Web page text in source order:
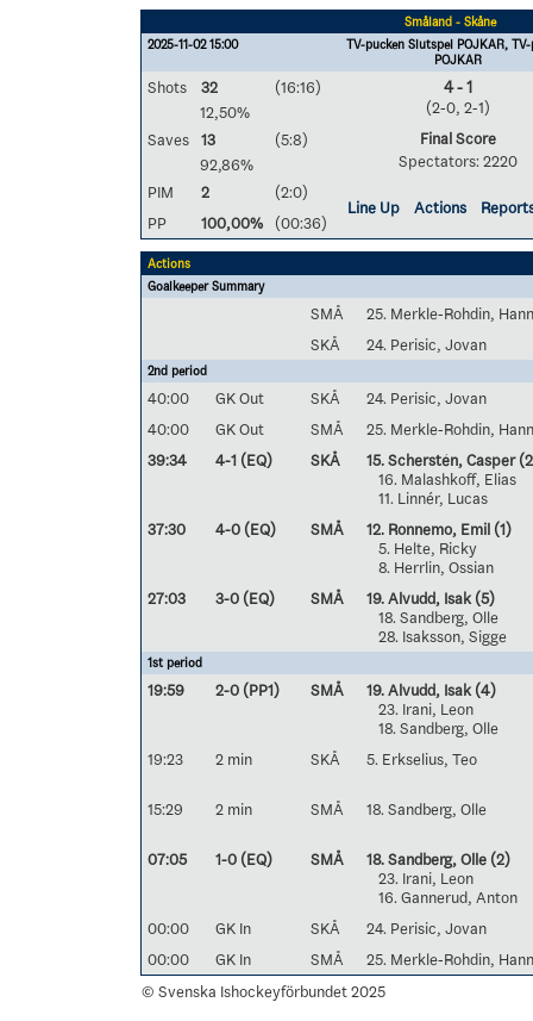
Småland - Skåne
2025-11-02 15:00
TV-pucken Slutspel POJKAR, TV-
POJKAR
Shots 32 (16:16) 4 - 1
(2-0, 2-1)
Final Score
Spectators: 2220
12,50%
Saves
13
(5:8)
92,86%
PIM
2
(2:0)
Line Up
Actions
PP
100,00% (00:36)
Actions
Goalkeeper Summary
SMÅ
25. Merkle-Rohdin,
SKÅ
24. Perisic, Jovan
2nd period
40:00 GK Out SKÅ
24. Perisic, Jovan
40:00
GK Out SMÅ
25. Merkle-Rohdin,
39:34
4-1 (EQ) SKÅ 15. Scherstén, Casper
16. Malashkoff, Elias
11. Linnér, Lucas
37:30
4-0 (EQ) SMÅ 12. Ronnemo, Emil (1)
5. Helte, Ricky
8. Herrlin, Ossian
27:03
3-0 (EQ) SMÅ 19. Alvudd, Isak (5)
18. Sandberg, Olle
28. Isaksson, Sigge
1st period
19:59 2-0 (PP1) SMÅ 19. Alvudd, Isak (4)
23. Irani, Leon
18. Sandberg, Olle
19:23
2 min SKÅ 5. Erkselius, Teo
15:29 2 min SMÅ 18. Sandberg, Olle
07:05 1-0 (EQ) SMÅ 18. Sandberg, Olle (2)
23. Irani, Leon
16. Gannerud, Anton
00:00
GK In SKÅ
24. Perisic, Jovan
00:00
GK In SMÅ
25. Merkle-Rohdin,
© Svenska Ishockeyförbundet 2025